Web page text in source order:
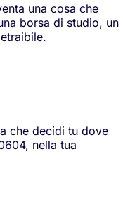
una cosa che
borsa di studio, un
che decidi tu dove
nella tua